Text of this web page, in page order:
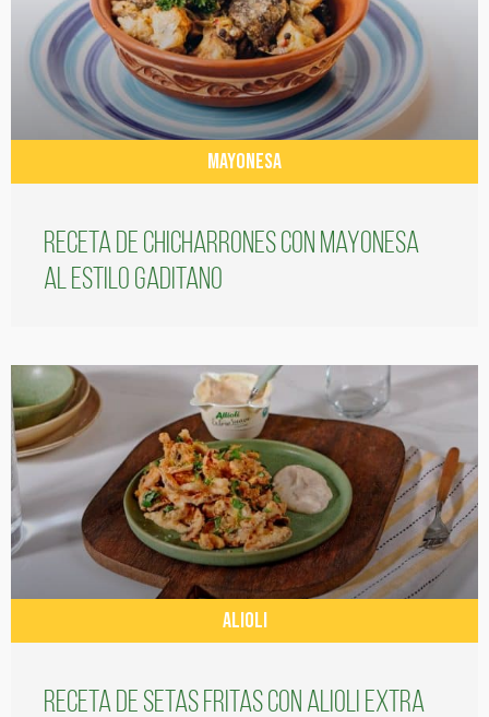
MAYONESA
Receta de chicharrones con mayonesa
al estilo gaditano
ALIOLI
Receta de setas fritas con alioli extra